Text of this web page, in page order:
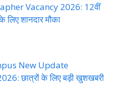
Vacancy 2026: 12वीं
लिए शानदार मौका
New Update
छात्रों के लिए बड़ी खुशखबरी